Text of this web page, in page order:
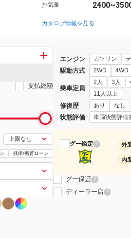
） 2008年5月~2015年1月（641）
排気量
カタログ情報を見る
支払総額
残価/据置ローン
エンジン ガソリン
駆動方式 2WD 4WD
乗車定員
2人 3人
11人以上
修復歴 あり なし
状態評価 車両状態評価
グー鑑定 ? 外
内
グー保証 ?
ディーラー店 ?